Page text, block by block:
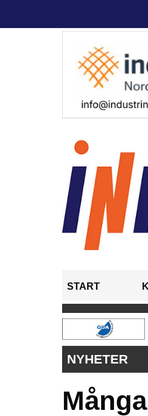
START
NYHETER